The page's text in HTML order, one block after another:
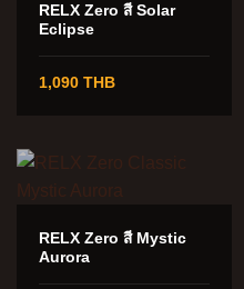
RELX Zero สี Solar
Eclipse
1,090 THB
RELX Zero สี Mystic
Aurora